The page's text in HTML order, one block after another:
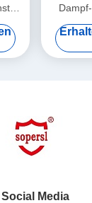
Social Media